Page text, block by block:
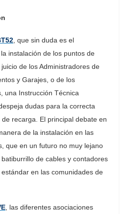
, que sin duda es el
instalación de los puntos de
de los Administradores de
y Garajes, o de los
una Instrucción Técnica
dudas para la correcta
recarga. El principal debate en
de la instalación en las
que en un futuro no muy lejano
de cables y contadores
en las comunidades de
, las diferentes asociaciones